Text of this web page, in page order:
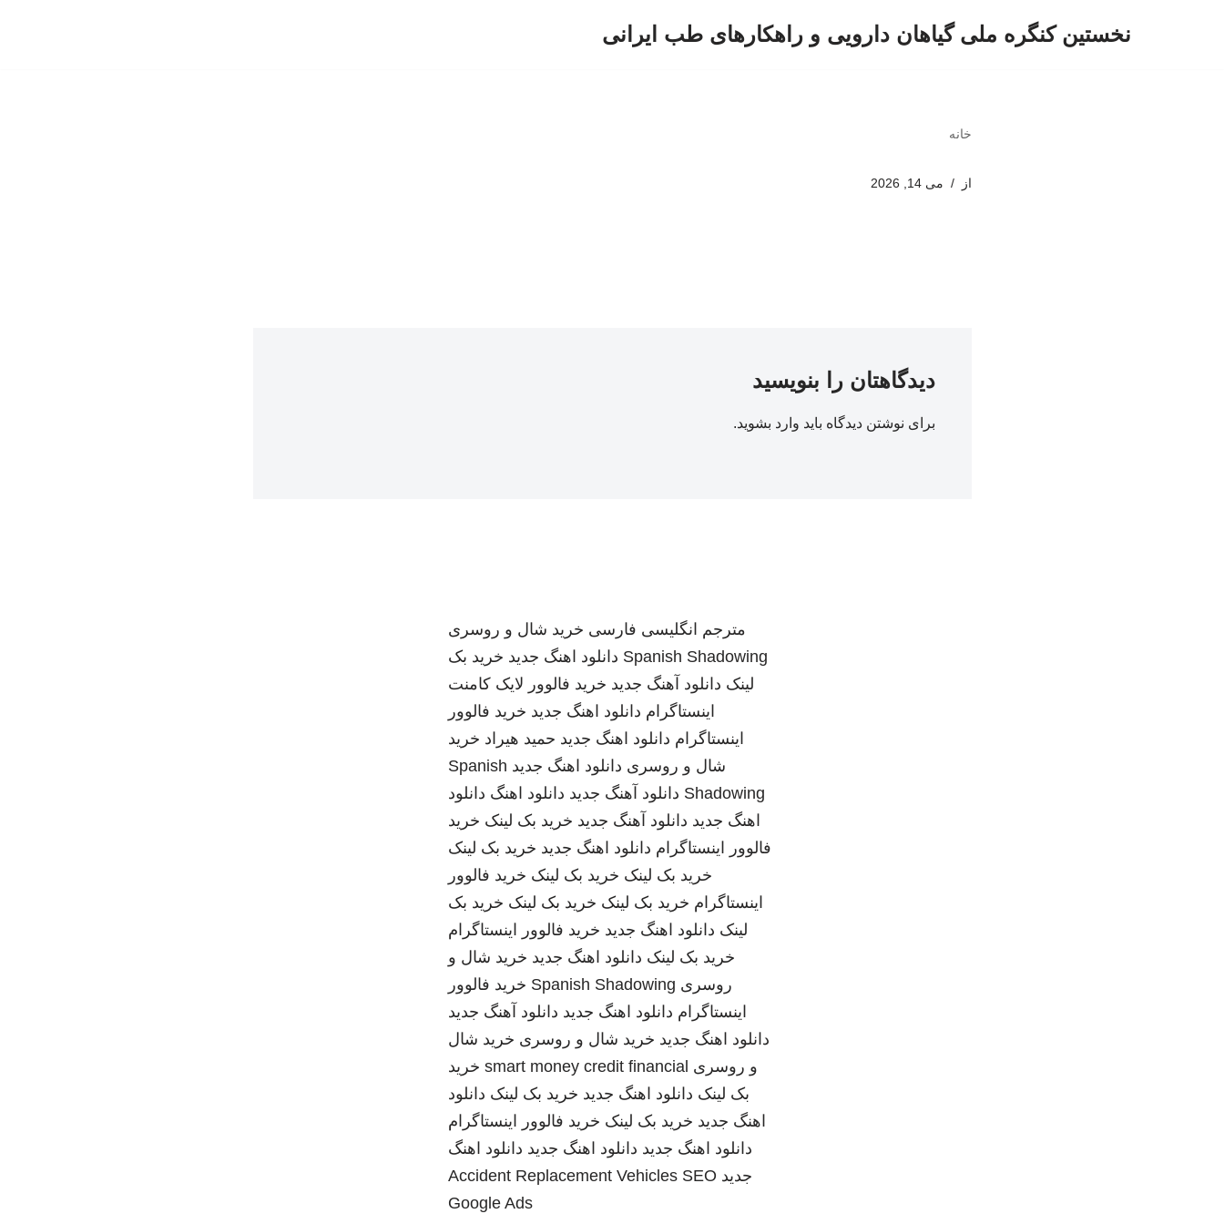
نخستین کنگره ملی گیاهان دارویی و راهکارهای طب ایرانی
خانه
از می 14, 2026
دیدگاهتان را بنویسید
برای نوشتن دیدگاه باید وارد بشوید.
مترجم انگلیسی فارسی خرید شال و روسری
Spanish Shadowing دانلود اهنگ جدید خرید بک
لینک دانلود آهنگ جدید خرید فالوور لایک کامنت
اینستاگرام دانلود اهنگ جدید خرید فالوور
اینستاگرام دانلود اهنگ جدید حمید هیراد خرید
شال و روسری دانلود اهنگ جدید Spanish
Shadowing دانلود آهنگ جدید دانلود اهنگ دانلود
اهنگ جدید دانلود آهنگ جدید خرید بک لینک خرید
فالوور اینستاگرام دانلود اهنگ جدید خرید بک لینک
خرید بک لینک خرید بک لینک خرید فالوور
اینستاگرام خرید بک لینک خرید بک لینک خرید بک
لینک دانلود اهنگ جدید خرید فالوور اینستاگرام
خرید بک لینک دانلود اهنگ جدید خرید شال و
روسری Spanish Shadowing خرید فالوور
اینستاگرام دانلود اهنگ جدید دانلود آهنگ جدید
دانلود اهنگ جدید خرید شال و روسری خرید شال
و روسری smart money credit financial خرید
بک لینک دانلود اهنگ جدید خرید بک لینک دانلود
اهنگ جدید خرید بک لینک خرید فالوور اینستاگرام
دانلود اهنگ جدید دانلود اهنگ جدید دانلود اهنگ
جدید
Accident Replacement Vehicles SEO
Google Ads